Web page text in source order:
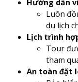
Hướng dẫn
Luôn
du lịch
Lịch trình
Tour
tham
An toàn đặt